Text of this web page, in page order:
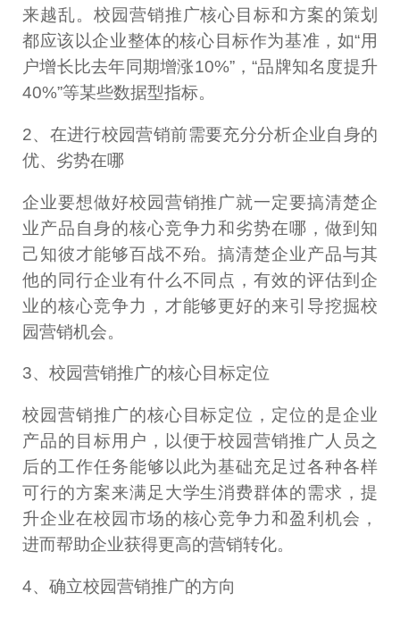
来越乱。校园营销推广核心目标和方案的策划
都应该以企业整体的核心目标作为基准，如“用
户增长比去年同期增涨10%”，“品牌知名度提升
40%”等某些数据型指标。
2、在进行校园营销前需要充分分析企业自身的
优、劣势在哪
企业要想做好校园营销推广就一定要搞清楚企
业产品自身的核心竞争力和劣势在哪，做到知
己知彼才能够百战不殆。搞清楚企业产品与其
他的同行企业有什么不同点，有效的评估到企
业的核心竞争力，才能够更好的来引导挖掘校
园营销机会。
3、校园营销推广的核心目标定位
校园营销推广的核心目标定位，定位的是企业
产品的目标用户，以便于校园营销推广人员之
后的工作任务能够以此为基础充足过各种各样
可行的方案来满足大学生消费群体的需求，提
升企业在校园市场的核心竞争力和盈利机会，
进而帮助企业获得更高的营销转化。
4、确立校园营销推广的方向